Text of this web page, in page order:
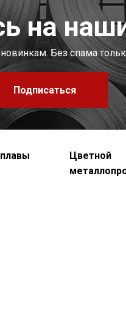
на
Без спама
Подписаться
Цветной